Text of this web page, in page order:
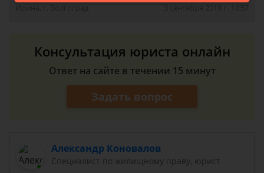
Консультация юриста онлайн
Ответ на сайте в течении 15 минут
Задать вопрос
Александр Коновалов
Специалист по жилищному праву, юрист